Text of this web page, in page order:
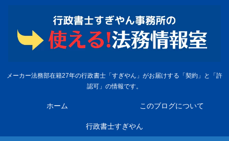
メーカー法務部在籍27年の行政書士「すぎやん」がお届けする「契約」と「許
認可」の情報です。
ホーム このブログについて
行政書士すぎやん